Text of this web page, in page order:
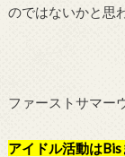
のではないかと思
ファーストサマー
アイドル活動は